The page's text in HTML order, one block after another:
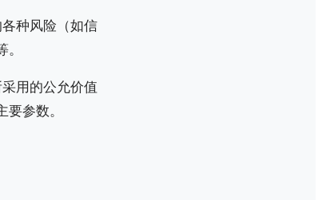
种风险（如信
用的公允价值
参数。